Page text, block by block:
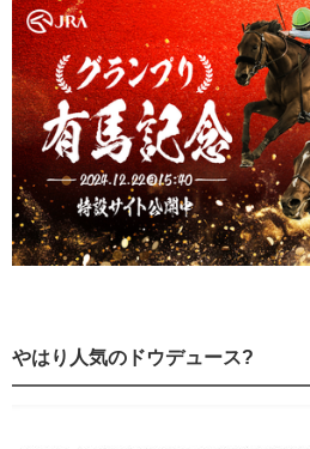
やはり人気のドウデュース?